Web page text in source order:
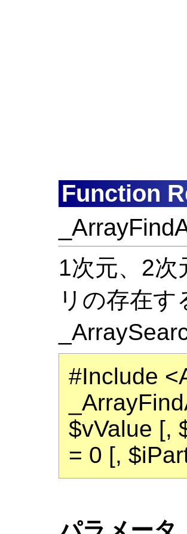
Function
1次元、2
リの存在
#Include
$vValue [,
= 0 [,